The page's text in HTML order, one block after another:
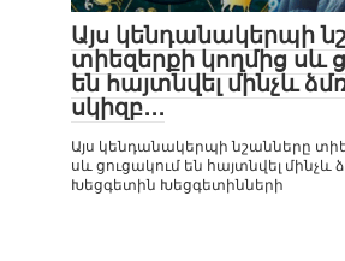
Այս կենդանակերպի
տիեզերքի կողմից սև
են հայտնվել մինչև
սկիզբ․․․
Այս կենդանակերպի նշանները
սև ցուցակում են հայտնվել մինչև
Խեցգետին Խեցգետինների